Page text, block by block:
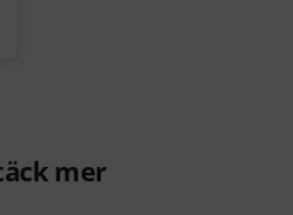
mer